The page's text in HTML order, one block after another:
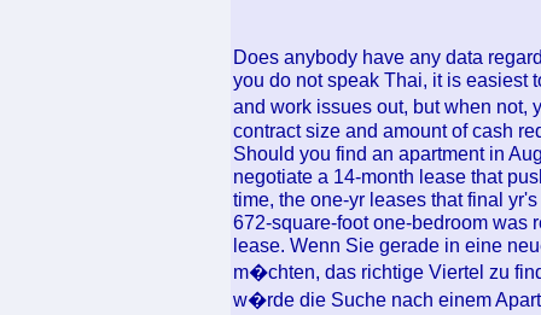
Does anybody have any data
you do not speak Thai, it is easiest
and work issues out, but when
contract size and amount of cash
Should you find an apartment in
negotiate a 14-month lease that
time, the one-yr leases that final
672-square-foot one-bedroom was
lease. Wenn Sie gerade in eine
m�chten, das richtige Viertel zu
w�rde die Suche nach einem